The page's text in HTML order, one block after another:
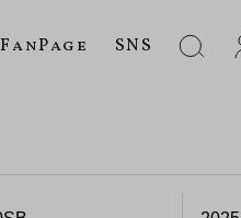
FanPage SNS